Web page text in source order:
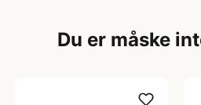
Du er måske